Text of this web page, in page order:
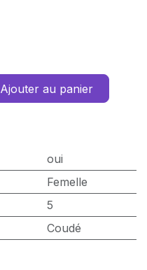
Ajouter au panier
oui
Femelle
5
Coudé